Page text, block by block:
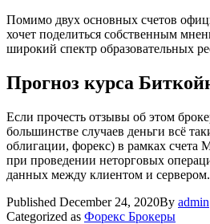
Помимо двух основных счетов
хочет поделиться собственным
широкий спектр образовательных
Прогноз курса
Если прочесть отзывы об этом
большинстве случаев деньги всё
облигации, форекс) в рамках счета
при проведении неторговых
данных между клиентом и
Published December 24, 2020By admin
Categorized as Форекс Брокеры